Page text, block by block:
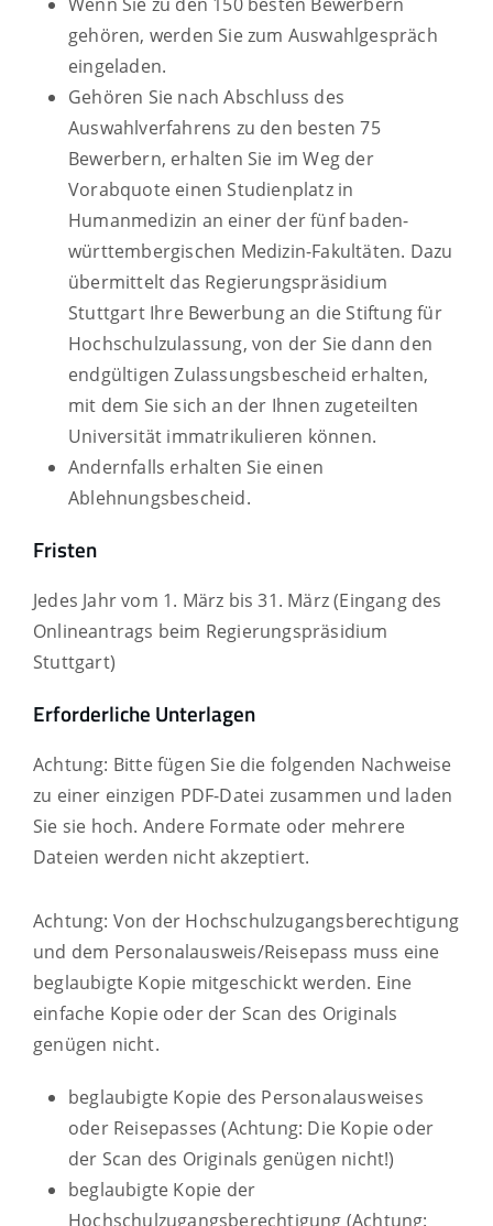
gehören, werden Sie zum Auswahlgespräch
eingeladen.
Gehören Sie nach Abschluss des
Auswahlverfahrens zu den besten 75
Bewerbern, erhalten Sie im Weg der
Vorabquote einen Studienplatz in
Humanmedizin an einer der fünf baden-
württembergischen Medizin-Fakultäten. Dazu
übermittelt das Regierungspräsidium
Stuttgart Ihre Bewerbung an die Stiftung für
Hochschulzulassung, von der Sie dann den
endgültigen Zulassungsbescheid erhalten,
mit dem Sie sich an der Ihnen zugeteilten
Universität immatrikulieren können.
Andernfalls erhalten Sie einen
Ablehnungsbescheid.
Fristen
Jedes Jahr vom 1. März bis 31. März (Eingang des
Onlineantrags beim Regierungspräsidium
Stuttgart)
Erforderliche Unterlagen
Achtung: Bitte fügen Sie die folgenden Nachweise
zu einer einzigen PDF-Datei zusammen und laden
Sie sie hoch. Andere Formate oder mehrere
Dateien werden nicht akzeptiert.
Achtung: Von der Hochschulzugangsberechtigung
und dem Personalausweis/Reisepass muss eine
beglaubigte Kopie mitgeschickt werden. Eine
einfache Kopie oder der Scan des Originals
genügen nicht.
beglaubigte Kopie des Personalausweises
oder Reisepasses (Achtung: Die Kopie oder
der Scan des Originals genügen nicht!)
beglaubigte Kopie der
Hochschulzugangsberechtigung (Achtung: